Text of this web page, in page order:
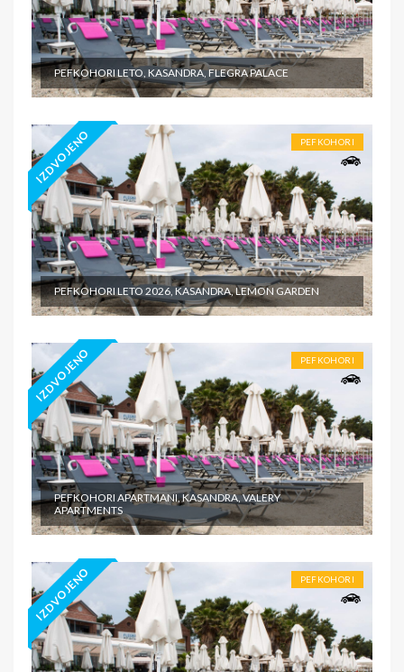
PEFKOHORI LETO, KASANDRA, FLEGRA PALACE
IZDVOJENO PEFKOHORI
PEFKOHORI LETO 2026, KASANDRA, LEMON GARDEN
IZDVOJENO PEFKOHORI
PEFKOHORI APARTMANI, KASANDRA, VALERY
APARTMENTS
IZDVOJENO PEFKOHORI